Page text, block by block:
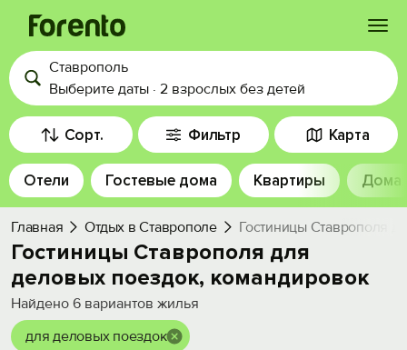
Войти
Избранное
История просмотра
Добавить свой объект
Ставрополь
Выберите даты · 2 взрослых без детей
Сорт. Фильтр Карта
Отели Гостевые дома Квартиры Дома
Главная Отдых в Ставрополе Гостиницы Ставрополя
Гостиницы Ставрополя для
деловых поездок, командировок
Найдено 6 вариантов жилья
для деловых поездок